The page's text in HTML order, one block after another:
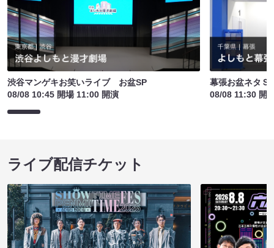
渋谷マンゲキお笑いライブ お盆SP
08/08 10:45 開場 11:00 開演
幕張お盆ネタＳ
08/08 11:30 開
ライブ配信チケット